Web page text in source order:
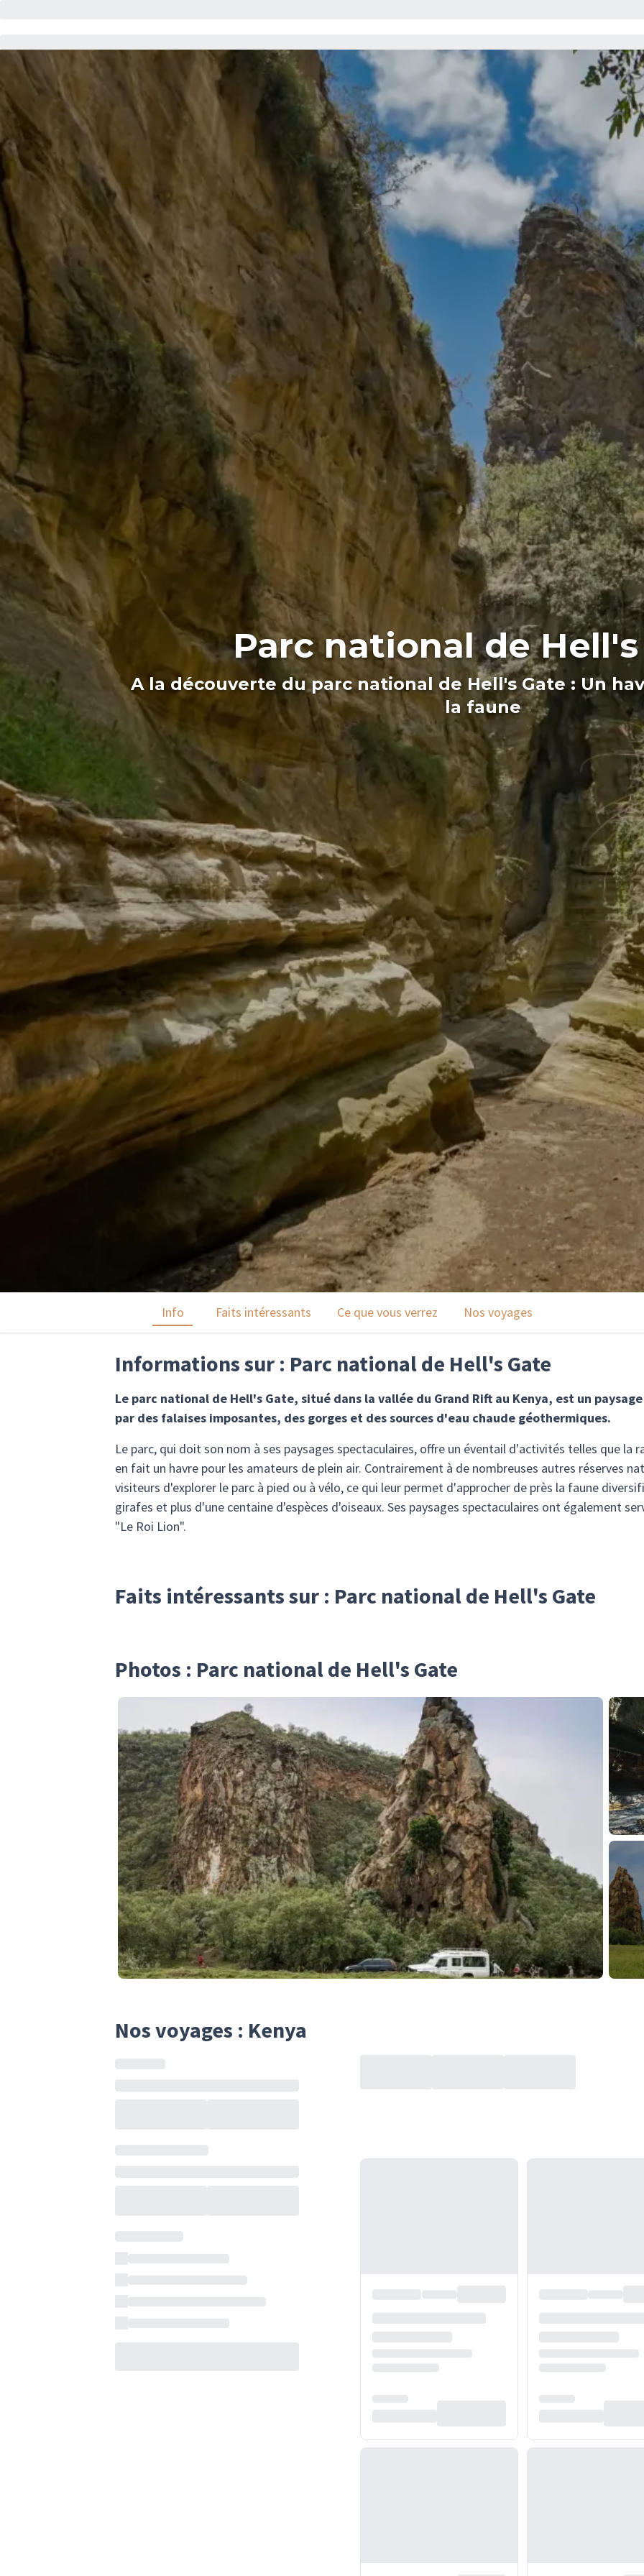
Parc national de
A la découverte du parc national de Hell's Gate : Un
la faune
Info Faits intéressants Ce que vous verrez Nos voyages
Informations sur : Parc national de Hell's Gate
Le parc national de Hell's Gate, situé dans la vallée du Grand Rift au Kenya, est un
par des falaises imposantes, des gorges et des sources d'eau chaude géothermiques.
Le parc, qui doit son nom à ses paysages spectaculaires, offre un éventail d'activités telles que la
en fait un havre pour les amateurs de plein air. Contrairement à de nombreuses autres réserves
visiteurs d'explorer le parc à pied ou à vélo, ce qui leur permet d'approcher de près la faune
girafes et plus d'une centaine d'espèces d'oiseaux. Ses paysages spectaculaires ont également
"Le Roi Lion".
Faits intéressants sur : Parc national de Hell's Gate
Photos : Parc national de Hell's Gate
Nos voyages : Kenya